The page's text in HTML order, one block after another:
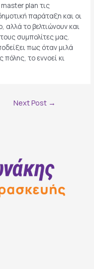
plan τις
παράταξη και οι
αλλά το βελτιώνουν και
συμπολίτες μας.
πως όταν μιλά
το εννοεί κι
Next Post →